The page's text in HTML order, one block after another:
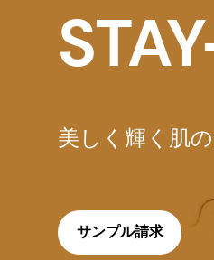
美しく輝く肌
サンプル請求